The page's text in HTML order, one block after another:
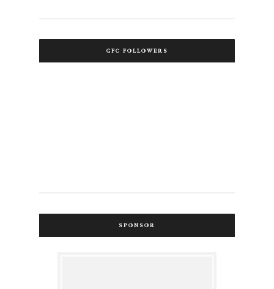
GFC FOLLOWERS
SPONSOR